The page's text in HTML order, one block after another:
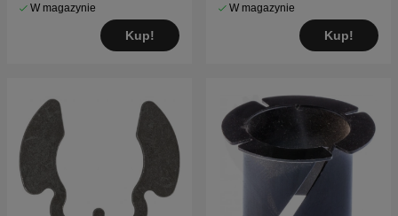
W magazynie
Kup!
W magazynie
Kup!